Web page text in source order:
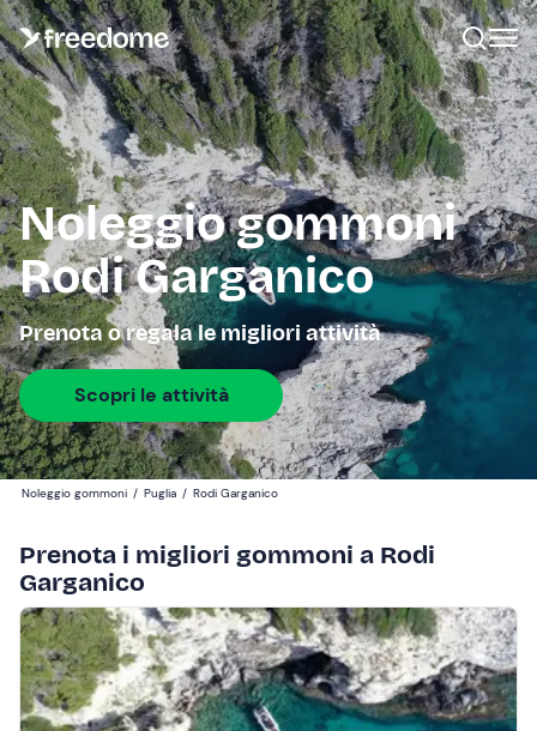
Noleggio gommoni
Rodi Garganico
Prenota o regala le migliori attività
Scopri le attività
Noleggio gommoni / Puglia / Rodi Garganico
Prenota i migliori gommoni a Rodi
Garganico